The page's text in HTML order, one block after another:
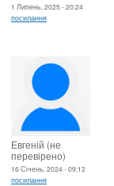
1 Липень, 2025 - 20:24
посилання
Евгеній (не
перевірено)
16 Січень, 2024 - 09:12
посилання